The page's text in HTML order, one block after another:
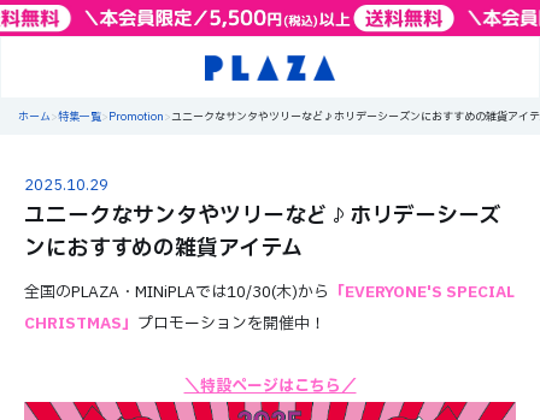
ホーム>特集一覧>Promotion>ユニークなサンタやツリーなど♪ホリデーシーズンにおすすめの雑貨アイ
2025.10.29
ユニークなサンタやツリーなど♪ホリデーシーズ
ンにおすすめの雑貨アイテム
全国のPLAZA・MINiPLAでは10/30(木)から 「EVERYONE'S SPECIAL
CHRISTMAS」 プロモーションを開催中！
＼特設ページはこちら／